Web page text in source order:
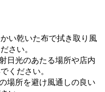
い乾いた布で拭き取り風
さい。
日光のあたる場所や店内
ください。
場所を避け風通しの良い